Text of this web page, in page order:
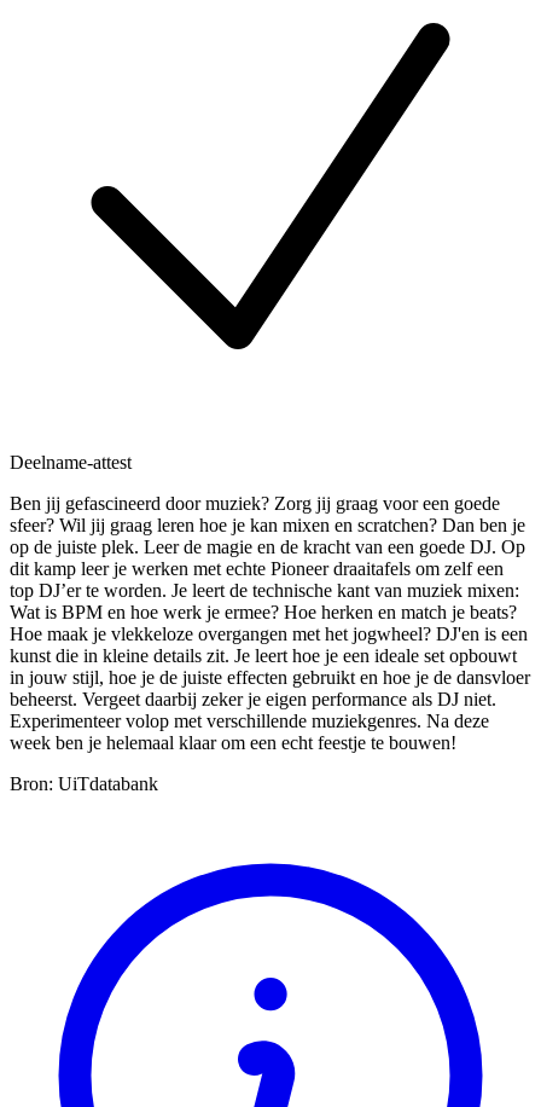
Deelname-attest
Ben jij gefascineerd door muziek? Zorg jij graag voor een goede
sfeer? Wil jij graag leren hoe je kan mixen en scratchen? Dan ben je
op de juiste plek. Leer de magie en de kracht van een goede DJ. Op
dit kamp leer je werken met echte Pioneer draaitafels om zelf een
top DJ’er te worden. Je leert de technische kant van muziek mixen:
Wat is BPM en hoe werk je ermee? Hoe herken en match je beats?
Hoe maak je vlekkeloze overgangen met het jogwheel? DJ'en is een
kunst die in kleine details zit. Je leert hoe je een ideale set opbouwt
in jouw stijl, hoe je de juiste effecten gebruikt en hoe je de dansvloer
beheerst. Vergeet daarbij zeker je eigen performance als DJ niet.
Experimenteer volop met verschillende muziekgenres. Na deze
week ben je helemaal klaar om een echt feestje te bouwen!
Bron: UiTdatabank